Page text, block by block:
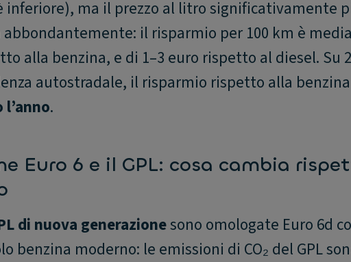
inferiore), ma il prezzo al litro significativamente
abbondantemente: il risparmio per 100 km è
alla benzina, e di 1–3 euro rispetto al diesel. Su
autostradale, il risparmio rispetto alla
l’anno.
Euro 6 e il GPL: cosa cambia
di nuova generazionesono omologate Euro 6d
benzina moderno: le emissioni di CO₂ del GPL